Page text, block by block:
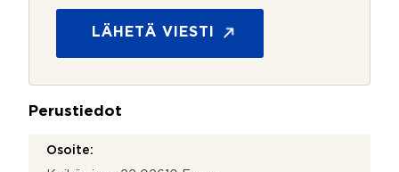
o
*
i
k
k
LÄHETÄ VIESTI
Perustiedot
Osoite: